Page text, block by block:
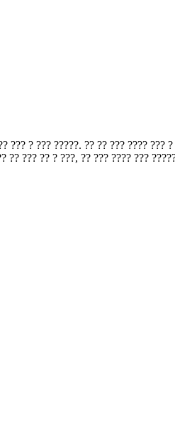
? ??? ?????. ?? ?? ??? ???? ??? ?
??? ?? ? ???, ?? ??? ???? ???